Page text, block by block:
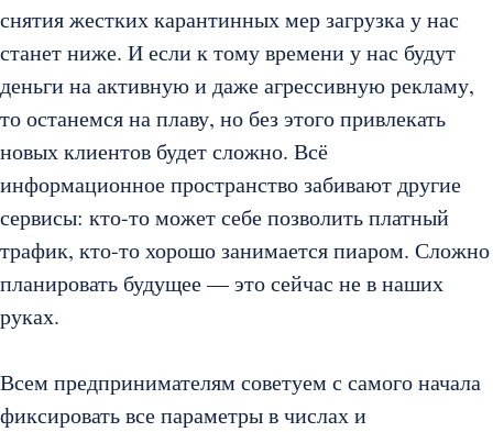
снятия жестких карантинных мер загрузка у нас
станет ниже. И если к тому времени у нас будут
деньги на активную и даже агрессивную рекламу,
то останемся на плаву, но без этого привлекать
новых клиентов будет сложно. Всё
информационное пространство забивают другие
сервисы: кто-то может себе позволить платный
трафик, кто-то хорошо занимается пиаром. Сложно
планировать будущее — это сейчас не в наших
руках.
Всем предпринимателям советуем с самого начала
фиксировать все параметры в числах и